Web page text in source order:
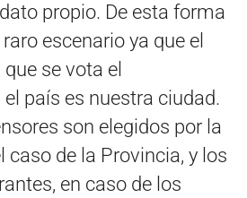
propio. De esta forma
escenario ya que el
se vota el
país es nuestra ciudad.
son elegidos por la
caso de la Provincia, y los
en caso de los